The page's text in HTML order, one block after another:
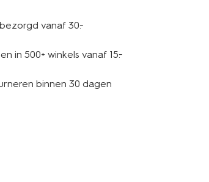
vanaf 30.-
in 500+ winkels vanaf 15.-
binnen 30 dagen